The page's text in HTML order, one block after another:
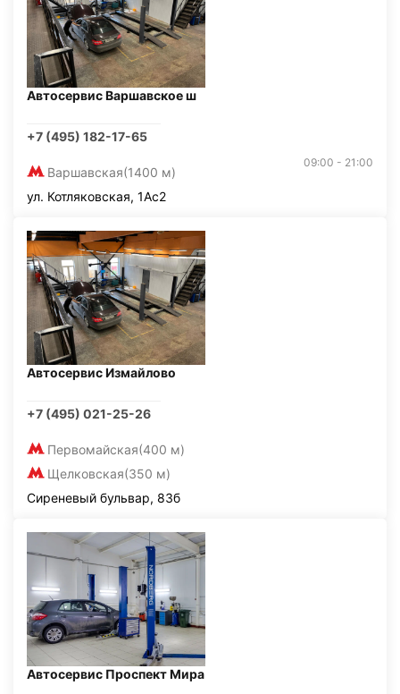
Автосервис Варшавское ш
+7 (495) 182-17-65
Варшавская(1400 м)
09:00 - 21:00
ул. Котляковская, 1Ас2
Автосервис Измайлово
+7 (495) 021-25-26
Первомайская(400 м)
Щелковская(350 м)
Сиреневый бульвар, 83б
Автосервис Проспект Мира